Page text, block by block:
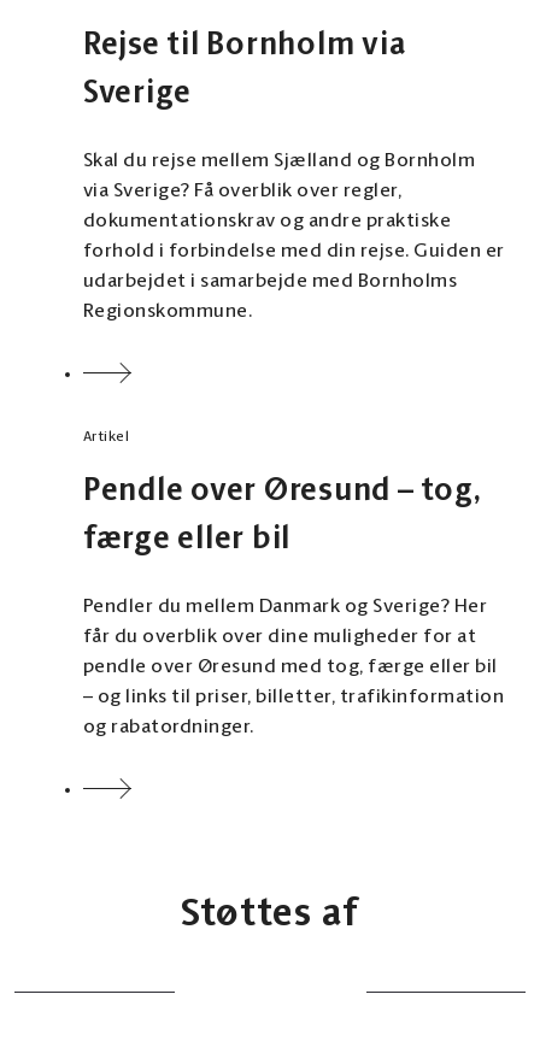
Rejse til Bornholm via
Sverige
Skal du rejse mellem Sjælland og Bornholm
via Sverige? Få overblik over regler,
dokumentationskrav og andre praktiske
forhold i forbindelse med din rejse. Guiden er
udarbejdet i samarbejde med Bornholms
Regionskommune.
Artikel
Pendle over Øresund – tog,
færge eller bil
Pendler du mellem Danmark og Sverige? Her
får du overblik over dine muligheder for at
pendle over Øresund med tog, færge eller bil
– og links til priser, billetter, trafikinformation
og rabatordninger.
Støttes af